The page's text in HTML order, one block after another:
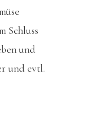
Schluss
und
und evtl.